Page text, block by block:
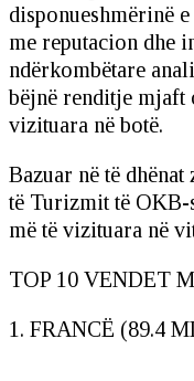
disponueshmërinë
me reputacion dhe
ndërkombëtare
bëjnë renditje mjaft
vizituara në botë.
Bazuar në të
të Turizmit të
më të vizituara në
TOP 10 VENDET
1. FRANCË (89.4